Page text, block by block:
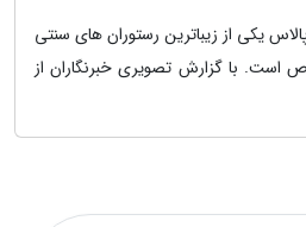
یکی از زیباترین رستوران های سنتی
است. با گزارش تصویری خبرنگاران از